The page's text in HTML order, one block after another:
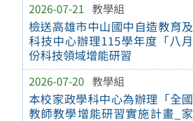
2026-07-21 教學組
檢送高雄市中山國中自造教育及
科技中心辦理115學年度「八月
份科技領域增能研習
2026-07-20 教學組
本校家政學科中心為辦理「全國
教師教學增能研習實施計畫_家